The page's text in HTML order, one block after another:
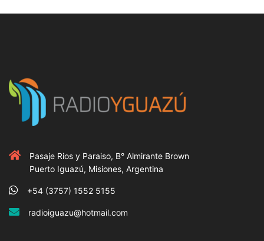
Pasaje Rios y Paraiso, B° Almirante Brown
Puerto Iguazú, Misiones, Argentina
+54 (3757) 1552 5155
radioiguazu@hotmail.com